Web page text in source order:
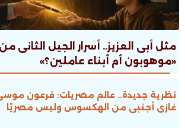
مثل أبى العزيز.. أسرار الجيل الثانى من
«موهوبون أم أبناء عاملين؟»
نظرية جديدة.. عالم مصريات: فرعون
غازى أجنبى من الهكسوس وليس مصريًا